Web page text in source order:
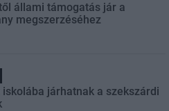
állami támogatás jár a
megszerzéséhez
járhatnak a szekszárdi